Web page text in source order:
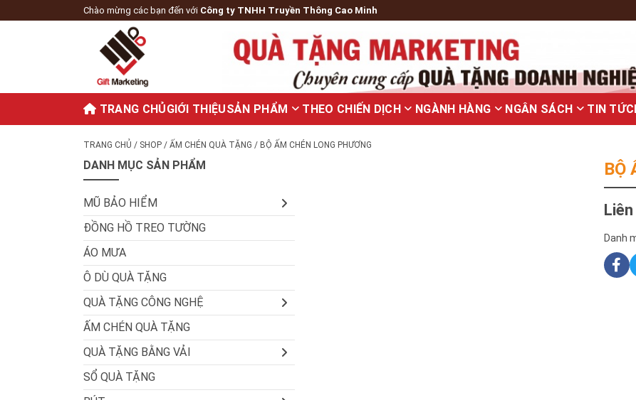
Chào mừng các bạn đến với Công ty TNHH Truyền Thông Cao Minh
TRANG CHỦGIỚI THIỆUSẢN PHẨM THEO CHIẾN DỊCH NGÀNH HÀNG NGÂN SÁCH TIN TỨC
TRANG CHỦ / SHOP / ẤM CHÉN QUÀ TẶNG / BỘ ẤM CHÉN LONG PHƯƠNG
BỘ
Liên
Danh
DANH MỤC SẢN PHẨM
MŨ BẢO HIỂM
ĐỒNG HỒ TREO TƯỜNG
ÁO MƯA
Ô DÙ QUÀ TẶNG
QUÀ TẶNG CÔNG NGHỆ
ẤM CHÉN QUÀ TẶNG
QUÀ TẶNG BẰNG VẢI
SỔ QUÀ TẶNG